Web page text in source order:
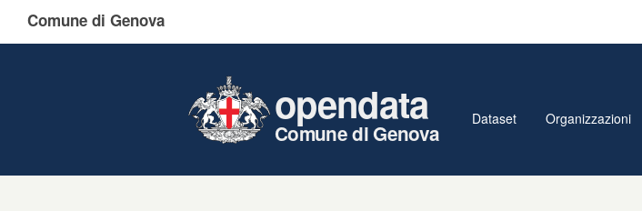
Comune di Genova
opendata
Comune di Genova
Dataset Organizzazioni